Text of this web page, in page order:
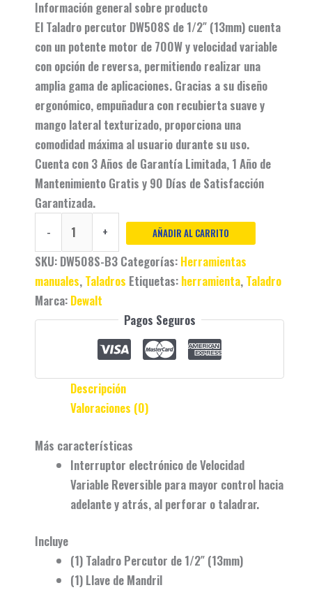
Información general sobre producto
El Taladro percutor DW508S de 1/2″ (13mm) cuenta
con un potente motor de 700W y velocidad variable
con opción de reversa, permitiendo realizar una
amplia gama de aplicaciones. Gracias a su diseño
ergonómico, empuñadura con recubierta suave y
mango lateral texturizado, proporciona una
comodidad máxima al usuario durante su uso.
Cuenta con 3 Años de Garantía Limitada, 1 Año de
Mantenimiento Gratis y 90 Días de Satisfacción
Garantizada.
-
+ AÑADIR AL CARRITO
SKU: DW508S-B3 Categorías: Herramientas
manuales, Taladros Etiquetas: herramienta, Taladro
Marca: Dewalt
Pagos Seguros
Descripción
Valoraciones (0)
Más características
Interruptor electrónico de Velocidad
Variable Reversible para mayor control hacia
adelante y atrás, al perforar o taladrar.
Incluye
(1) Taladro Percutor de 1/2″ (13mm)
(1) Llave de Mandril